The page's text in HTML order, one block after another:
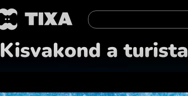
Kisvakond a turista